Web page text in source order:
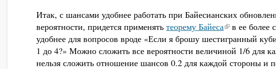
Итак, с шансами удобнее работать при Байесианских
вероятности, придется применять теорему Байеса
в ее более
удобнее для вопросов вроде «Если я брошу шестигранный
1 до 4?» Можно сложить все вероятности величиной 1/6 для
нельзя сложить отношение шансов 0.2 для каждой стороны и